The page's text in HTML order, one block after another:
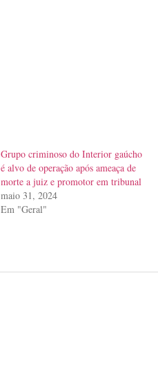
Grupo criminoso do Interior gaúcho
é alvo de operação após ameaça de
morte a juiz e promotor em tribunal
maio 31, 2024
Em "Geral"